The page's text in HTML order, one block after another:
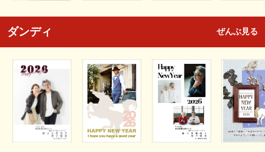
ダンディ ぜんぶ見る